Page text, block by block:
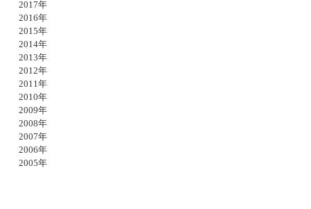
2017年
2016年
2015年
2014年
2013年
2012年
2011年
2010年
2009年
2008年
2007年
2006年
2005年